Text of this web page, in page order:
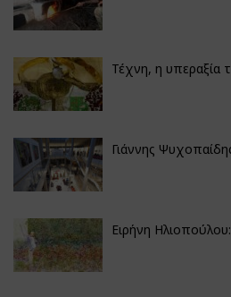
Τέχνη, η υπεραξία
Γιάννης
Ειρήνη